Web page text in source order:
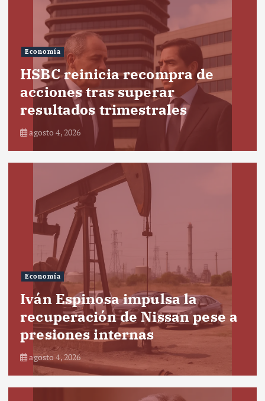
Economía
HSBC reinicia recompra de
acciones tras superar
resultados trimestrales
agosto 4, 2026
Economía
Iván Espinosa impulsa la
recuperación de Nissan pese a
presiones internas
agosto 4, 2026